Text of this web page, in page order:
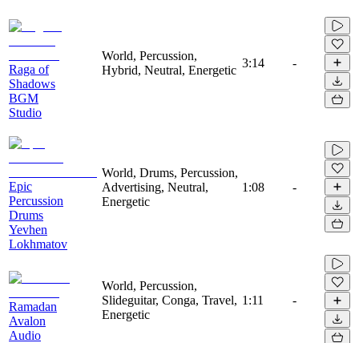
Raga of
Shadows
BGM
Studio
World, Percussion,
Hybrid, Neutral, Energetic
3:14 -
Epic
Percussion
Drums
Yevhen
Lokhmatov
World, Drums, Percussion,
Advertising, Neutral,
Energetic
1:08 -
Ramadan
Avalon
Audio
World, Percussion,
Slideguitar, Conga, Travel,
Energetic
1:11 -